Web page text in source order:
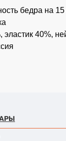
бедра на
эластик 40%,